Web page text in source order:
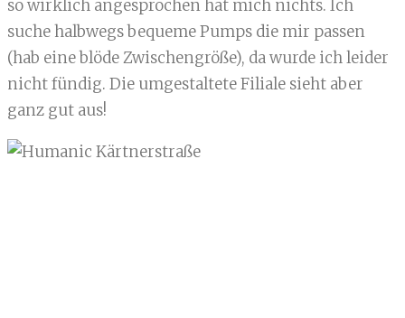
so wirklich angesprochen hat mich nichts. Ich
suche halbwegs bequeme Pumps die mir passen
(hab eine blöde Zwischengröße), da wurde ich leider
nicht fündig. Die umgestaltete Filiale sieht aber
ganz gut aus!